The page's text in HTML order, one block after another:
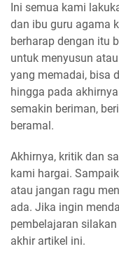
Ini semua kami
dan ibu guru agama
berharap dengan itu
untuk menyusun
yang memadai, bisa
hingga pada
semakin beriman,
beramal.
Akhirnya, kritik dan
kami hargai.
atau jangan ragu
ada. Jika ingin
pembelajaran
akhir artikel ini.